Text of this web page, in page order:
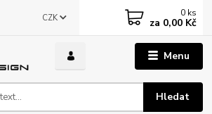
Menu
CZK
Hledat
0 ks
za 0,00 Kč